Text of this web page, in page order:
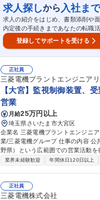
ムの実現に貢献していただきます。 募集職種 東京【上下水道IoT・監視システムの研究開発業務】プライム上場/
福利厚生◎
求人探しから 入社まで
求人の紹介をはじめ、書類添削や
内定後の手続きまであなたの転職
登録してサポートを受ける
正社員
三菱電機プラントエンジニア
【大宮】監視制御装置、
営業
月給25万円以上
埼玉県さいたま市大宮区
企業名 三菱電機プラントエンジニアリング株式会社 求人名 【大宮】監視制御
業/三菱電機グループ 仕事の内容 公共事業（水環境・官需事業）において関越地区（埼玉県、栃木県、群馬県、長
野県）という広範囲での営業活動を行っております。 埼玉県、栃木県、群
下水道処理場や頭首工やダム（小
業界未経験歓迎 年間休日120日以上
正社員
三菱電機株式会社